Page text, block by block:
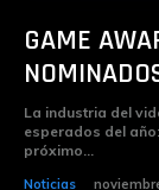
GAME
La industria del
esperados del
próximo...
Noticias